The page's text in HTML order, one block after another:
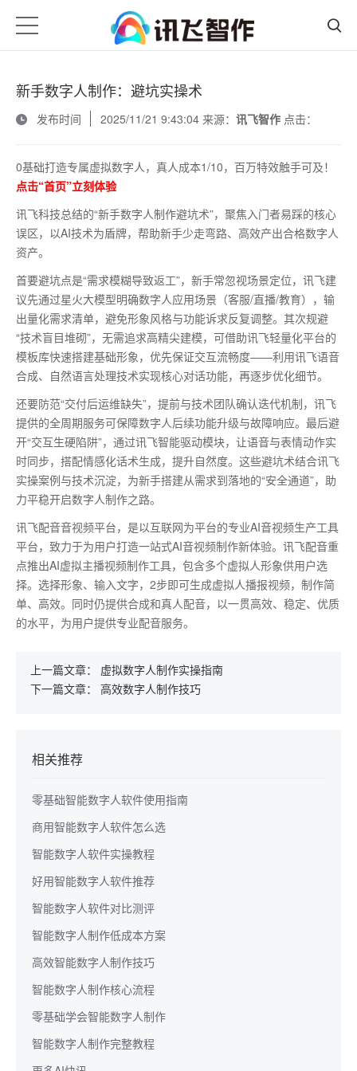
新手数字人制作：避坑实操术
发布时间
2025/11/21 9:43:04 来源： 讯飞智作 点击：
0基础打造专属虚拟数字人，真人成本1/10，百万特效触手可及！
点击“首页”立刻体验
讯飞科技总结的“新手数字人制作避坑术”，聚焦入门者易踩的核心
误区，以AI技术为盾牌，帮助新手少走弯路、高效产出合格数字人
资产。
首要避坑点是“需求模糊导致返工”，新手常忽视场景定位，讯飞建
议先通过星火大模型明确数字人应用场景（客服/直播/教育），输
出量化需求清单，避免形象风格与功能诉求反复调整。其次规避
“技术盲目堆砌”，无需追求高精尖建模，可借助讯飞轻量化平台的
模板库快速搭建基础形象，优先保证交互流畅度——利用讯飞语音
合成、自然语言处理技术实现核心对话功能，再逐步优化细节。
还要防范“交付后运维缺失”，提前与技术团队确认迭代机制，讯飞
提供的全周期服务可保障数字人后续功能升级与故障响应。最后避
开“交互生硬陷阱”，通过讯飞智能驱动模块，让语音与表情动作实
时同步，搭配情感化话术生成，提升自然度。这些避坑术结合讯飞
实操案例与技术沉淀，为新手搭建从需求到落地的“安全通道”，助
力平稳开启数字人制作之路。
讯飞配音音视频平台，是以互联网为平台的专业AI音视频生产工具
平台，致力于为用户打造一站式AI音视频制作新体验。讯飞配音重
点推出AI虚拟主播视频制作工具，包含多个虚拟人形象供用户选
择。选择形象、输入文字，2步即可生成虚拟人播报视频，制作简
单、高效。同时仍提供合成和真人配音，以一贯高效、稳定、优质
的水平，为用户提供专业配音服务。
上一篇文章： 虚拟数字人制作实操指南
下一篇文章： 高效数字人制作技巧
相关推荐
零基础智能数字人软件使用指南
商用智能数字人软件怎么选
智能数字人软件实操教程
好用智能数字人软件推荐
智能数字人软件对比测评
智能数字人制作低成本方案
高效智能数字人制作技巧
智能数字人制作核心流程
零基础学会智能数字人制作
智能数字人制作完整教程